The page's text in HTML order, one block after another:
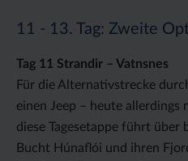
11 - 13. Tag: Zweite
Tag 11 Strandir – Vatnsnes
Für die Alternativstrecke
einen Jeep – heute allerdings
diese Tagesetappe führt über
Bucht Húnaflói und ihren